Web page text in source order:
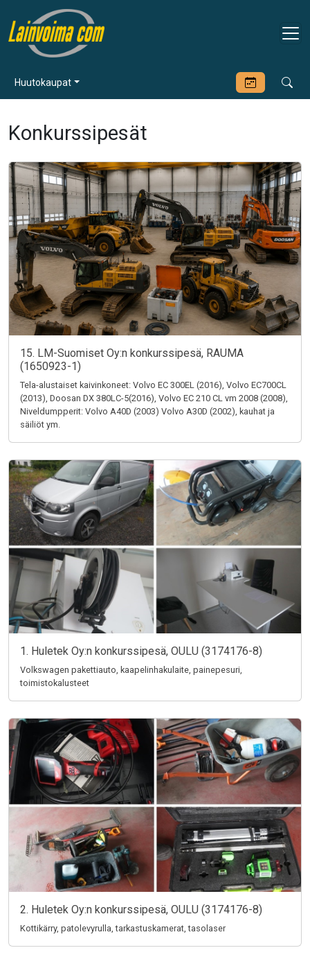
Huutokaupat
Konkurssipesät
15. LM-Suomiset Oy:n konkurssipesä, RAUMA
(1650923-1)
Tela-alustaiset kaivinkoneet: Volvo EC 300EL (2016), Volvo EC700CL
(2013), Doosan DX 380LC-5(2016), Volvo EC 210 CL vm 2008 (2008),
Niveldumpperit: Volvo A40D (2003) Volvo A30D (2002), kauhat ja
säiliöt ym.
1. Huletek Oy:n konkurssipesä, OULU (3174176-8)
Volkswagen pakettiauto, kaapelinhakulaite, painepesuri,
toimistokalusteet
2. Huletek Oy:n konkurssipesä, OULU (3174176-8)
Kottikärry, patolevyrulla, tarkastuskamerat, tasolaser